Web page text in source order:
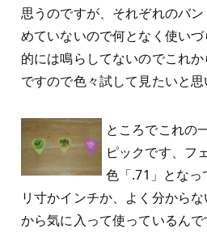
思うのですが、それぞれのバ
めていないので何となく使い
的には鳴らしてないのでこれ
ですので色々試して見たいと思
ところでこれの
ピックです、フ
色「.71」となっ
リ寸かインチか、よく分から
から気に入って使っているん